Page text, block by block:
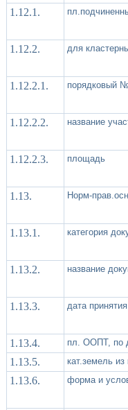
1.12.1.
1.12.2. для
1.12.2.1. порядковый
1.12.2.2. название
1.12.2.3. площадь
1.13. Норм-
1.13.1. категория
1.13.2. название
1.13.3. дата
1.13.4. пл. ООПТ, по
1.13.5. кат.земель
1.13.6. форма и